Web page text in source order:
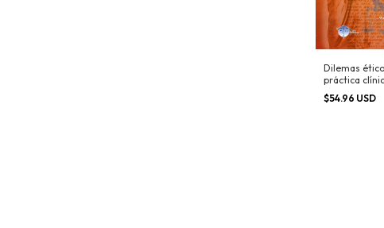
Dilemas
práctica
$54.96 USD